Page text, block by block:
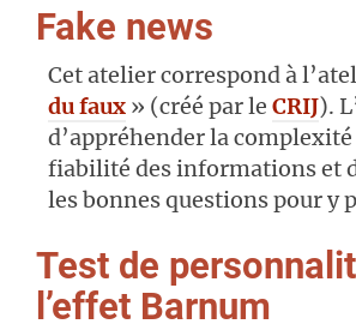
Fake news
Cet atelier correspond à
du faux » (créé par le CRIJ).
d’appréhender la
fiabilité des informations et
les bonnes questions pour y
Test de
l’effet Barnum